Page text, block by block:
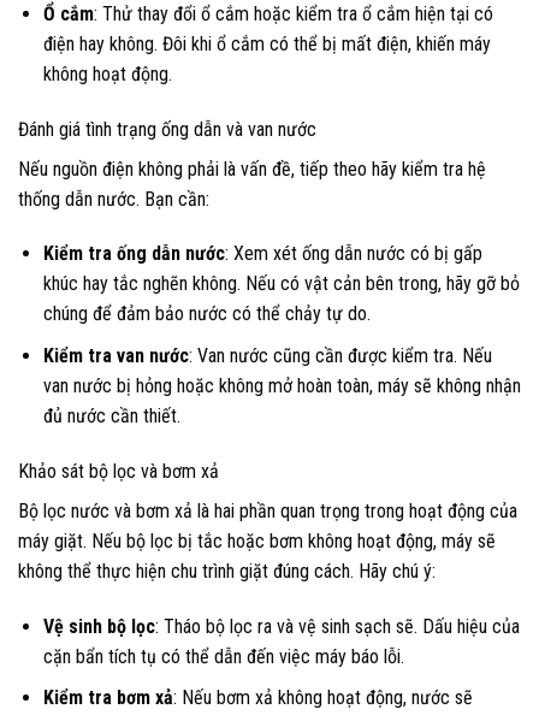
Ổ cắm: Thử thay đổi ổ cắm hoặc kiểm tra ổ cắm hiện tại có
điện hay không. Đôi khi ổ cắm có thể bị mất điện, khiến máy
không hoạt động.
Đánh giá tình trạng ống dẫn và van nước
Nếu nguồn điện không phải là vấn đề, tiếp theo hãy kiểm tra hệ
thống dẫn nước. Bạn cần:
Kiểm tra ống dẫn nước: Xem xét ống dẫn nước có bị gấp
khúc hay tắc nghẽn không. Nếu có vật cản bên trong, hãy gỡ bỏ
chúng để đảm bảo nước có thể chảy tự do.
Kiểm tra van nước: Van nước cũng cần được kiểm tra. Nếu
van nước bị hỏng hoặc không mở hoàn toàn, máy sẽ không nhận
đủ nước cần thiết.
Khảo sát bộ lọc và bơm xả
Bộ lọc nước và bơm xả là hai phần quan trọng trong hoạt động của
máy giặt. Nếu bộ lọc bị tắc hoặc bơm không hoạt động, máy sẽ
không thể thực hiện chu trình giặt đúng cách. Hãy chú ý:
Vệ sinh bộ lọc: Tháo bộ lọc ra và vệ sinh sạch sẽ. Dấu hiệu của
cặn bẩn tích tụ có thể dẫn đến việc máy báo lỗi.
Kiểm tra bơm xả: Nếu bơm xả không hoạt động, nước sẽ